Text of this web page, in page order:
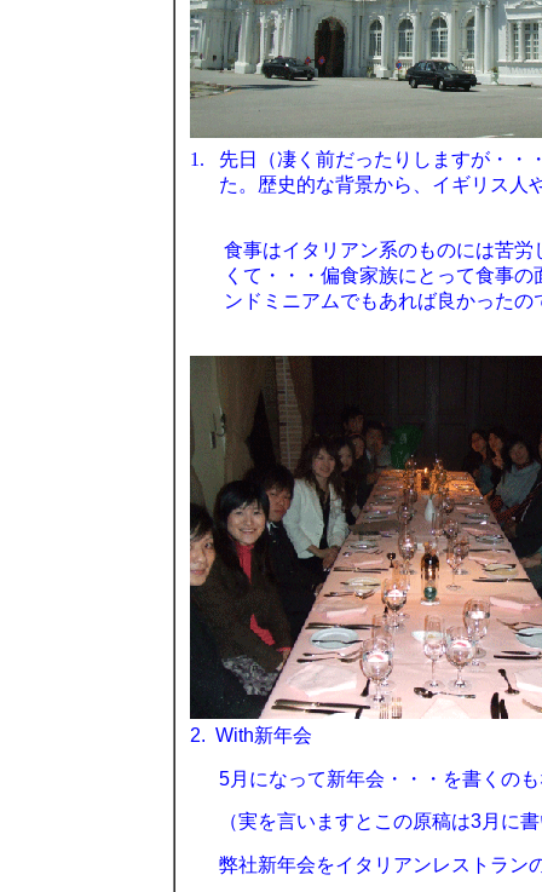
1.
先日（凄く前だったりしますが・・
た。歴史的な背景から、イギリス人
食事はイタリアン系のものには苦
くて・・・偏食家族にとって食事
ンドミニアムでもあれば良かったの
2. With新年会
5月になって新年会・・・を書くの
（実を言いますとこの原稿は3月に
弊社新年会をイタリアンレストラン